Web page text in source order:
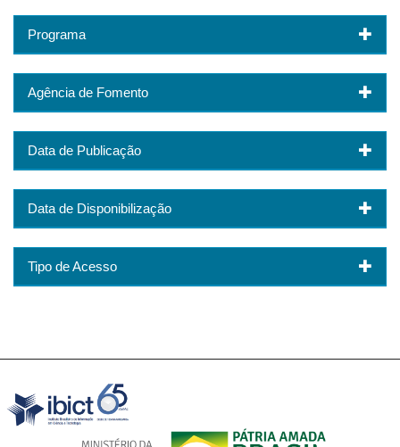
Programa
Agência de Fomento
Data de Publicação
Data de Disponibilização
Tipo de Acesso